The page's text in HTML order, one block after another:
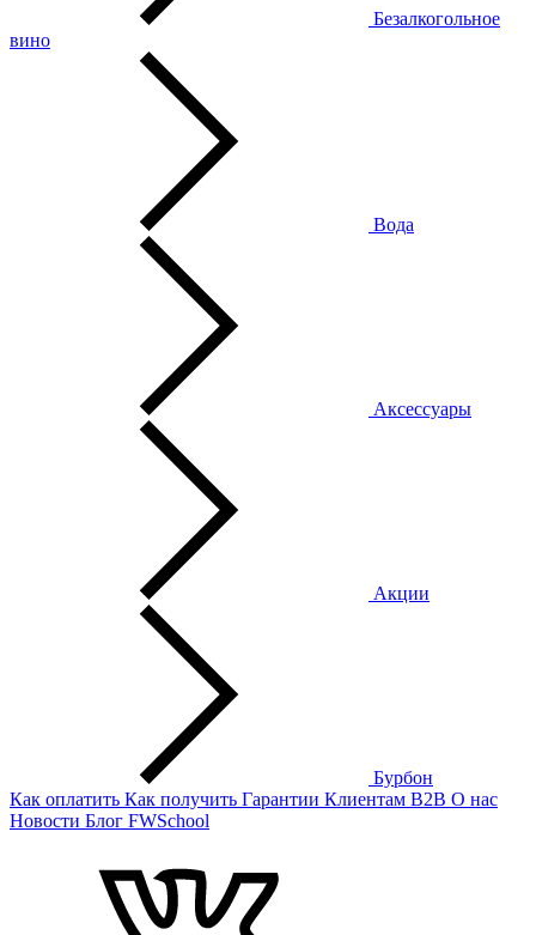
Безалкогольное
вино
Вода
Аксессуары
Акции
Бурбон
Как оплатить Как получить Гарантии Клиентам B2B О нас
Новости Блог FWSchool